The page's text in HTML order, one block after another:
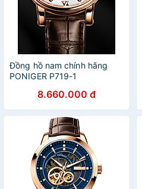
Đồng hồ nam chính hãng
PONIGER P719-1
8.660.000 đ